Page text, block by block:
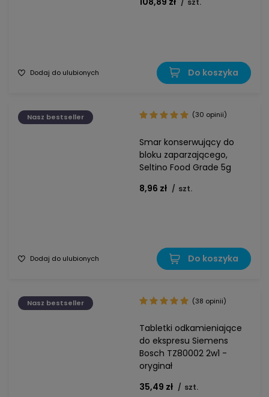
/ szt.
Dodaj do ulubionych Do koszyka
Nasz bestseller
Smar konserwujący do
bloku zaparzającego,
Seltino Food Grade 5g
8,96 zł / szt.
(30 opinii)
Dodaj do ulubionych Do koszyka
Nasz bestseller
Tabletki odkamieniające
do ekspresu Siemens
Bosch TZ80002 2w1 -
oryginał
35,49 zł / szt.
(38 opinii)